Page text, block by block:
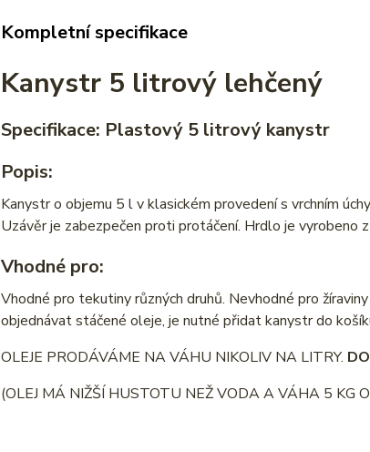
Kompletní specifikace
Kanystr 5 litrový lehčený
Specifikace: Plastový 5 litrový kanystr
Popis:
Kanystr o objemu 5 l v klasickém provedení s vrchním
Uzávěr je zabezpečen proti protáčení. Hrdlo je
Vhodné pro:
Vhodné pro tekutiny různých druhů. Nevhodné pro
objednávat stáčené oleje, je nutné přidat kanystr do
OLEJE PRODÁVÁME NA VÁHU NIKOLIV NA LITRY.
(OLEJ MÁ NIŽŠÍ HUSTOTU NEŽ VODA A VÁHA 5 KG